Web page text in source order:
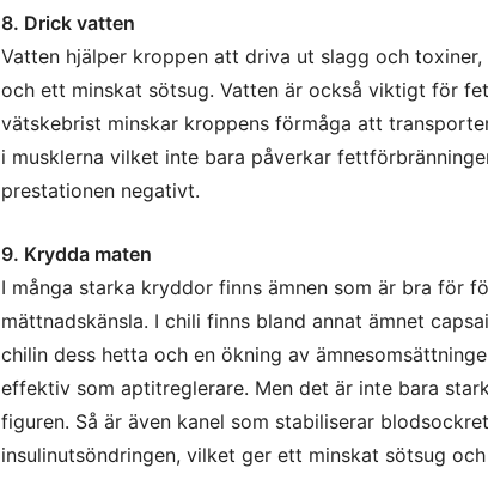
8. Drick vatten
Vatten hjälper kroppen att driva ut slagg och
och ett minskat sötsug. Vatten är också viktigt för
vätskebrist minskar kroppens förmåga att
i musklerna vilket inte bara påverkar
prestationen negativt.
9. Krydda maten
I många starka kryddor finns ämnen som är bra för
mättnadskänsla. I chili finns bland annat ämnet
chilin dess hetta och en ökning av
effektiv som aptitreglerare. Men det är inte bara
figuren. Så är även kanel som stabiliserar
insulinutsöndringen, vilket ger ett minskat sötsug